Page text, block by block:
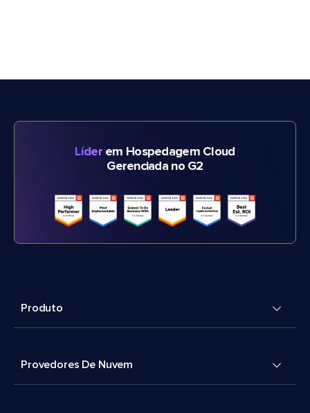
Líderem Hospedagem Cloud
Gerenciada no G2
Produto
Provedores De Nuvem